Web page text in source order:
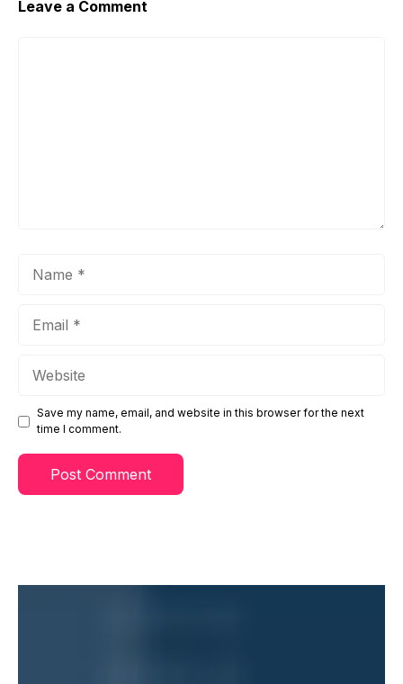
Leave a Comment
Save my name, email, and website in this browser for the next
time I comment.